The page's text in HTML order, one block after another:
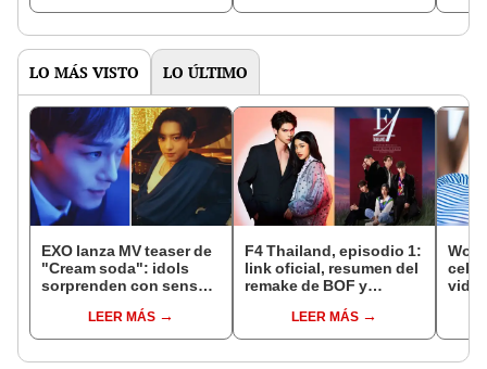
LO MÁS VISTO LO ÚLTIMO
EXO lanza MV teaser de
"Cream soda": idols
sorprenden con sensual
"Exist"LEER MÁS
F4 Thailand, episodio 1:
link oficial, resumen del
remake de BOF y
LEER MÁS
vida